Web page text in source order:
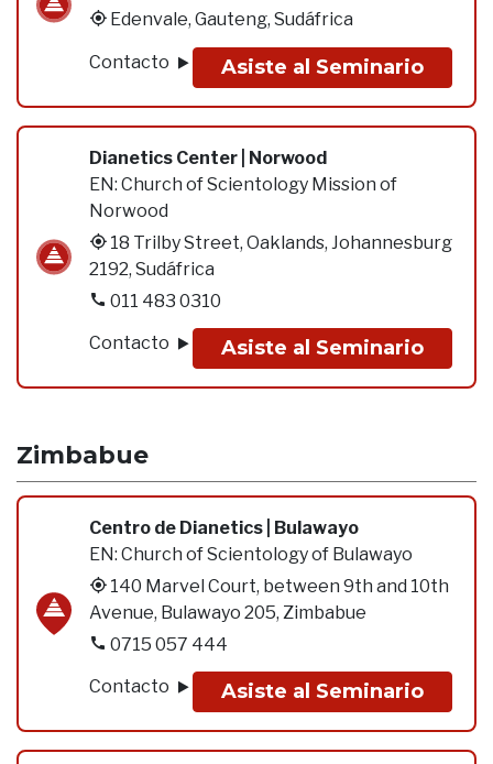
Edenvale, Gauteng, Sudáfrica
Contacto Asiste al Seminario
Dianetics Center | Norwood
EN: Church of Scientology Mission of
Norwood
18 Trilby Street, Oaklands, Johannesburg
2192, Sudáfrica
011 483 0310
Contacto
Asiste al Seminario
Zimbabue
Centro de Dianetics | Bulawayo
EN: Church of Scientology of Bulawayo
140 Marvel Court, between 9th and 10th
Avenue, Bulawayo 205, Zimbabue
0715 057 444
Contacto
Asiste al Seminario